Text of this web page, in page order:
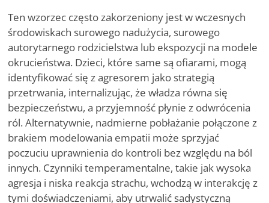
Ten wzorzec często zakorzeniony jest w wczesnych
środowiskach surowego nadużycia, surowego
autorytarnego rodzicielstwa lub ekspozycji na modele
okrucieństwa. Dzieci, które same są ofiarami, mogą
identyfikować się z agresorem jako strategią
przetrwania, internalizując, że władza równa się
bezpieczeństwu, a przyjemność płynie z odwrócenia
ról. Alternatywnie, nadmierne pobłażanie połączone z
brakiem modelowania empatii może sprzyjać
poczuciu uprawnienia do kontroli bez względu na ból
innych. Czynniki temperamentalne, takie jak wysoka
agresja i niska reakcja strachu, wchodzą w interakcję z
tymi doświadczeniami, aby utrwalić sadystyczną